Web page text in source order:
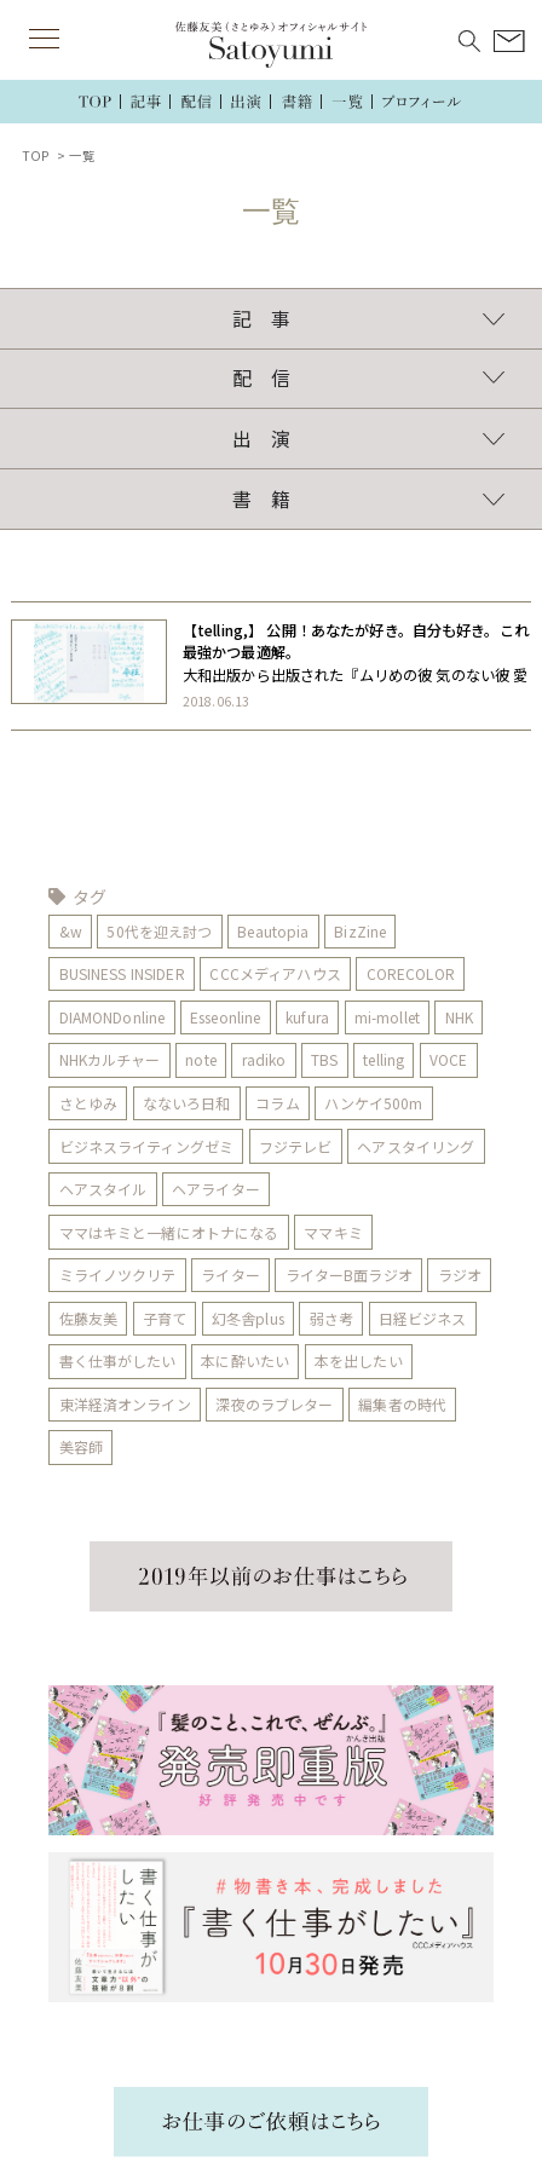
TOP 一覧
記 事
配 信
出 演
書 籍
【telling,】 公開！あなたが好き。自分も好き。これ
最強かつ最適解。
大和出版から出版された『ムリめの彼 気のない彼 愛
が冷めた彼 大好きな人が振り向いてくれる本』
2018.06.13
タグ
&w 50代を迎え討つ Beautopia BizZine
BUSINESS INSIDER CCCメディアハウス CORECOLOR
DIAMONDonline Esseonline kufura mi-mollet NHK
NHKカルチャー note radiko TBS telling VOCE
さとゆみ なないろ日和 コラム ハンケイ500m
ビジネスライティングゼミ フジテレビ ヘアスタイリング
ヘアスタイル ヘアライター
ママはキミと一緒にオトナになる ママキミ
ミライノツクリテ ライター ライターB面ラジオ ラジオ
佐藤友美 子育て 幻冬舎plus 弱さ考 日経ビジネス
書く仕事がしたい 本に酔いたい 本を出したい
東洋経済オンライン 深夜のラブレター 編集者の時代
美容師